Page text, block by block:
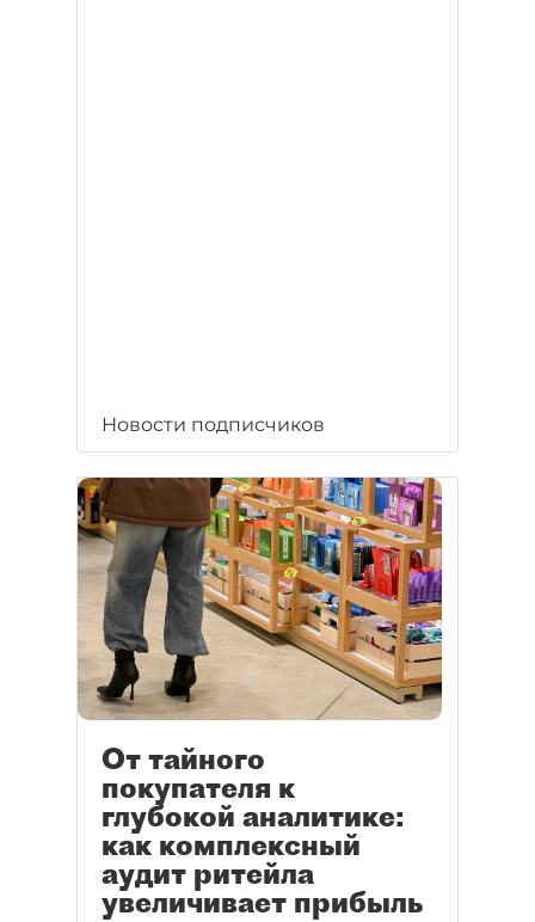
Новости подписчиков
От тайного
покупателя к
глубокой аналитике:
как комплексный
аудит ритейла
увеличивает прибыль